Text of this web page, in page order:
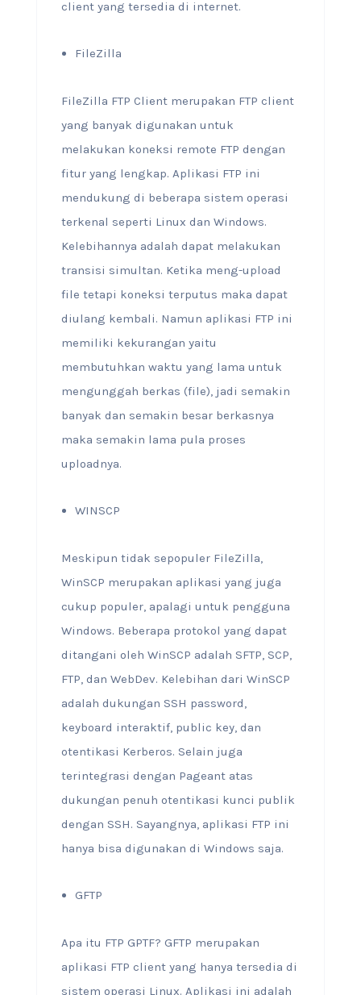
client yang tersedia di internet.
FileZilla
FileZilla FTP Client merupakan FTP client
yang banyak digunakan untuk
melakukan koneksi remote FTP dengan
fitur yang lengkap. Aplikasi FTP ini
mendukung di beberapa sistem operasi
terkenal seperti Linux dan Windows.
Kelebihannya adalah dapat melakukan
transisi simultan. Ketika meng-upload
file tetapi koneksi terputus maka dapat
diulang kembali. Namun aplikasi FTP ini
memiliki kekurangan yaitu
membutuhkan waktu yang lama untuk
mengunggah berkas (file), jadi semakin
banyak dan semakin besar berkasnya
maka semakin lama pula proses
uploadnya.
WINSCP
Meskipun tidak sepopuler FileZilla,
WinSCP merupakan aplikasi yang juga
cukup populer, apalagi untuk pengguna
Windows. Beberapa protokol yang dapat
ditangani oleh WinSCP adalah SFTP, SCP,
FTP, dan WebDev. Kelebihan dari WinSCP
adalah dukungan SSH password,
keyboard interaktif, public key, dan
otentikasi Kerberos. Selain juga
terintegrasi dengan Pageant atas
dukungan penuh otentikasi kunci publik
dengan SSH. Sayangnya, aplikasi FTP ini
hanya bisa digunakan di Windows saja.
GFTP
Apa itu FTP GPTF? GFTP merupakan
aplikasi FTP client yang hanya tersedia di
sistem operasi Linux. Aplikasi ini adalah